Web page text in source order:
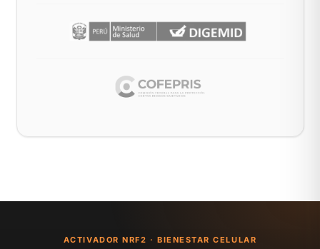
ACTIVADOR NRF2 · BIENESTAR CELULAR